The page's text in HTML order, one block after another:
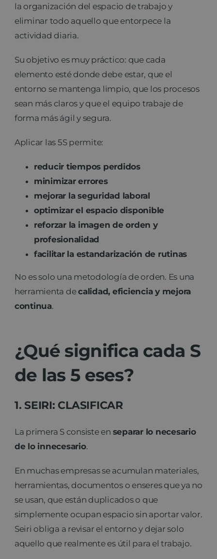
la organización del espacio de trabajo y
eliminar todo aquello que entorpece la
actividad diaria.
Su objetivo es muy práctico: que cada
elemento esté donde debe estar, que el
entorno se mantenga limpio, que los procesos
sean más claros y que el equipo trabaje de
forma más ágil y segura.
Aplicar las 5S permite:
reducir tiempos perdidos
minimizar errores
mejorar la seguridad laboral
optimizar el espacio disponible
reforzar la imagen de orden y
profesionalidad
facilitar la estandarización de rutinas
No es solo una metodología de orden. Es una
herramienta decalidad, eficiencia y mejora
continua.
¿Qué significa cada S
de las 5 eses?
1. SEIRI: CLASIFICAR
La primera S consiste en separar lo necesario
de lo innecesario.
En muchas empresas se acumulan materiales,
herramientas, documentos o enseres que ya no
se usan, que están duplicados o que
simplemente ocupan espacio sin aportar valor.
Seiri obliga a revisar el entorno y dejar solo
aquello que realmente es útil para el trabajo.